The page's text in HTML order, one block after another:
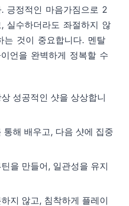
긍정적인 마음가짐으로 2
실수하더라도 좌절하지 않
는 것이 중요합니다. 멘탈
언을 완벽하게 정복할 수
성공적인 샷을 상상합니
통해 배우고, 다음 샷에 집중
을 만들어, 일관성을 유지
지 않고, 침착하게 플레이